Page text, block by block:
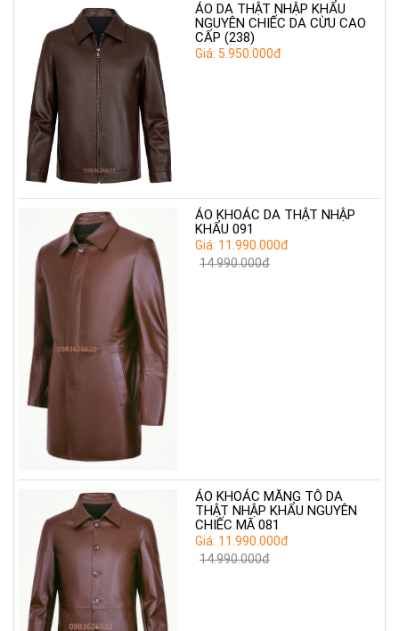
ÁO DA THẬT NHẬP KHẨU
NGUYÊN CHIẾC DA CỪU CAO
CẤP (238)
Giá: 5.950.000đ
ÁO KHOÁC DA THẬT NHẬP
KHẨU 091
Giá: 11.990.000đ
14.990.000đ
ÁO KHOÁC MĂNG TÔ DA
THẬT NHẬP KHẨU NGUYÊN
CHIẾC MÃ 081
Giá: 11.990.000đ
14.990.000đ